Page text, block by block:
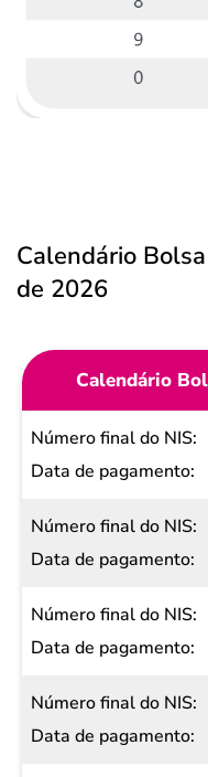
Calendário
de 2026
Calendário
Número
final do
Data de
pagamento